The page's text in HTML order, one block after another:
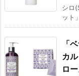
シロ
ット
「
カ
ロ